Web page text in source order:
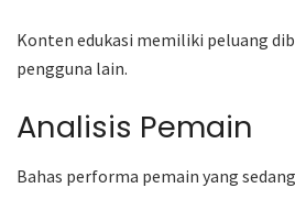
Konten edukasi memiliki peluang
pengguna lain.
Analisis Pemain
Bahas performa pemain yang